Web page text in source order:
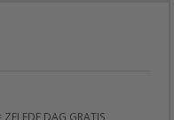
DAG GRATIS